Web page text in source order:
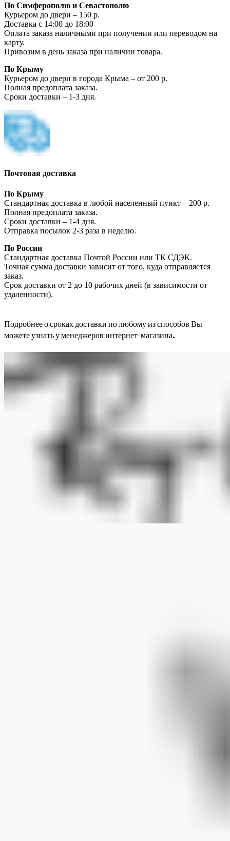
По Симферополю и Севастополю
Курьером до двери – 150 р.
Доставка с 14:00 до 18:00
Оплата заказа наличными при получении или переводом на
карту.
Привозим в день заказа при наличии товара.
По Крыму
Курьером до двери в города Крыма – от 200 р.
Полная предоплата заказа.
Сроки доставки – 1-3 дня.
Почтовая доставка
По Крыму
Стандартная доставка в любой населенный пункт – 200 р.
Полная предоплата заказа.
Сроки доставки – 1-4 дня.
Отправка посылок 2-3 раза в неделю.
По России
Стандартная доставка Почтой России или ТК СДЭК.
Точная сумма доставки зависит от того, куда отправляется
заказ.
Срок доставки от 2 до 10 рабочих дней (в зависимости от
удаленности).
Подробнее о сроках доставки по любому из способов Вы
можете узнать у менеджеров интернет-магазина.